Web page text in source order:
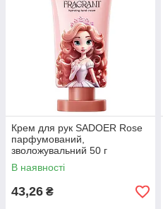
Крем для рук SADOER Rose
парфумований,
зволожувальний 50 г
В наявності
43,26 ₴